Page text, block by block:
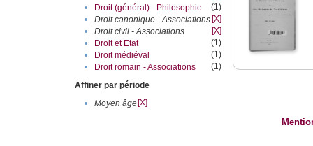
•
Droit (général) - Philosophie
(1)
•
Droit canonique - Associations [X]
•
Droit civil - Associations
[X]
•
Droit et Etat
(1)
•
Droit médiéval
(1)
•
Droit romain - Associations
(1)
Affiner par période
•
Moyen âge[X]